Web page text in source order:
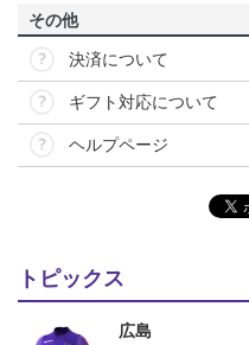
その他
決済について
ギフト対応について
ヘルプページ
トピックス
広島